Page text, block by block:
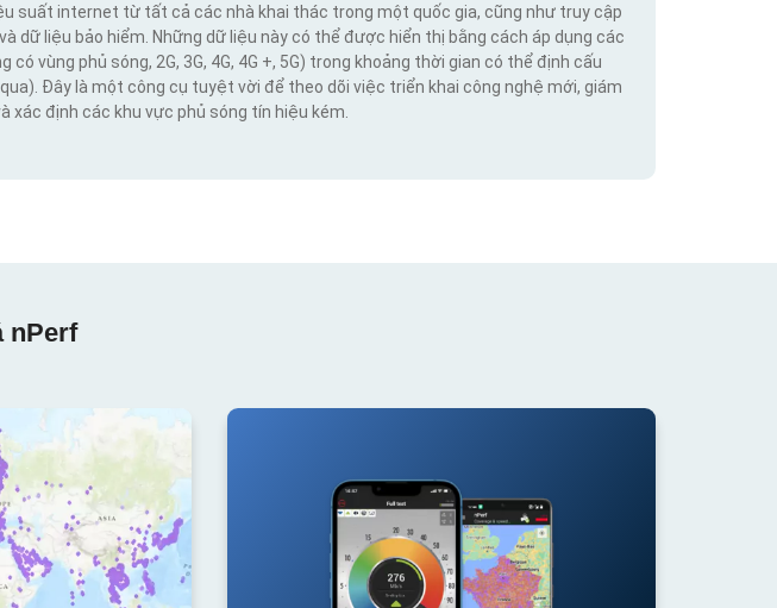
suất internet từ tất cả các nhà khai thác trong một quốc gia, cũng như truy cập
dữ liệu bảo hiểm. Những dữ liệu này có thể được hiển thị bằng cách áp dụng các
có vùng phủ sóng, 2G, 3G, 4G, 4G +, 5G) trong khoảng thời gian có thể định cấu
Đây là một công cụ tuyệt vời để theo dõi việc triển khai công nghệ mới, giám
xác định các khu vực phủ sóng tín hiệu kém.
nPerf